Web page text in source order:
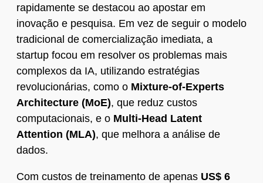
rapidamente se destacou ao apostar em
inovação e pesquisa. Em vez de seguir o modelo
tradicional de comercialização imediata, a
startup focou em resolver os problemas mais
complexos da IA, utilizando estratégias
revolucionárias, como o Mixture-of-Experts
Architecture (MoE), que reduz custos
computacionais, e o Multi-Head Latent
Attention (MLA), que melhora a análise de
dados.
Com custos de treinamento de apenas US$ 6